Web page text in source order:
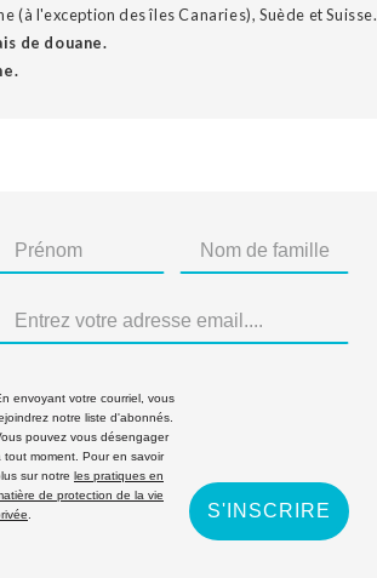
(à l'exception des îles Canaries), Suède et Suisse.
de douane.
envoyant votre courriel, vous
notre liste d'abonnés.
pouvez vous désengager
tout moment. Pour en savoir
sur notre les pratiques en
de protection de la vie
. S'INSCRIRE